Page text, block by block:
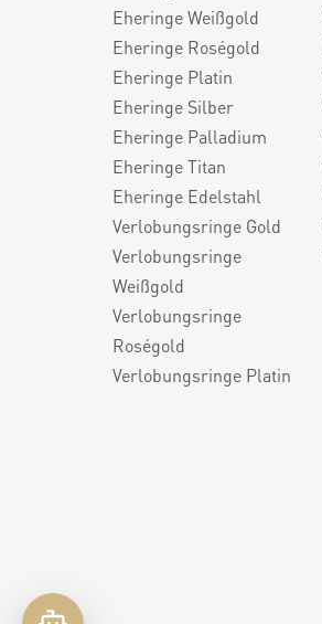
Eheringe Weißgold
Eheringe Roségold
Eheringe Platin
Eheringe Silber
Eheringe Palladium
Eheringe Titan
Eheringe Edelstahl
Verlobungsringe Gold
Verlobungsringe
Weißgold
Verlobungsringe
Roségold
Verlobungsringe Platin